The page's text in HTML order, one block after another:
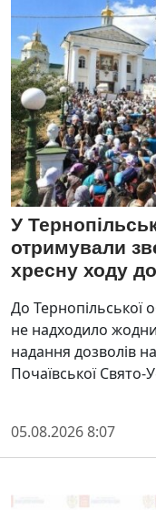
У
отримували
хресну ходу
До Тернопільської
не надходило
надання дозволів
Почаївської Свято-
05.08.2026 8:07